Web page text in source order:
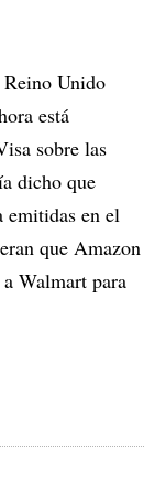
Unido
está
sobre las
dicho que
emitidas en el
que Amazon
Walmart para